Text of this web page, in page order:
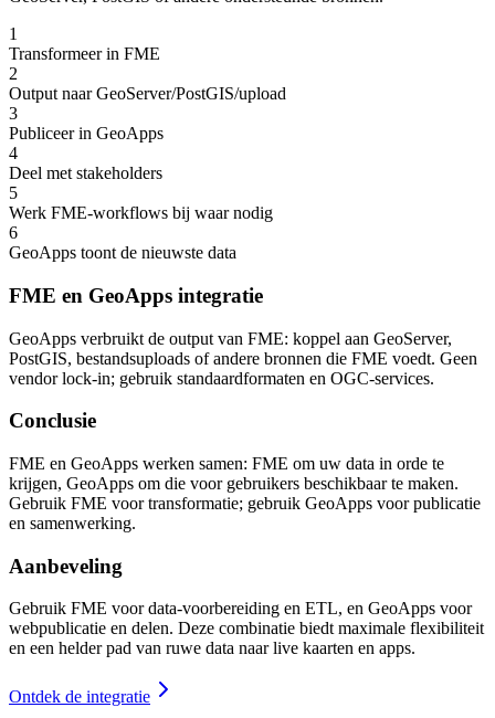
1
Transformeer in FME
2
Output naar GeoServer/PostGIS/upload
3
Publiceer in GeoApps
4
Deel met stakeholders
5
Werk FME-workflows bij waar nodig
6
GeoApps toont de nieuwste data
FME en GeoApps integratie
GeoApps verbruikt de output van FME: koppel aan GeoServer,
PostGIS, bestandsuploads of andere bronnen die FME voedt. Geen
vendor lock-in; gebruik standaardformaten en OGC-services.
Conclusie
FME en GeoApps werken samen: FME om uw data in orde te
krijgen, GeoApps om die voor gebruikers beschikbaar te maken.
Gebruik FME voor transformatie; gebruik GeoApps voor publicatie
en samenwerking.
Aanbeveling
Gebruik FME voor data-voorbereiding en ETL, en GeoApps voor
webpublicatie en delen. Deze combinatie biedt maximale flexibiliteit
en een helder pad van ruwe data naar live kaarten en apps.
Ontdek de integratie